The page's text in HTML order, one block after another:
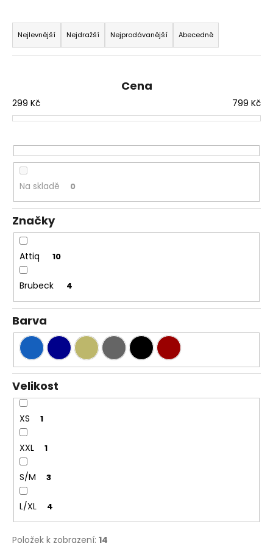
Ř
a
z
í
p
o
d
u
k
t
ů
Nejlevnější Nejdražší Nejprodávanější Abecedně
Cena
299 Kč 799 Kč
Na skladě 0
Značky
Attiq 10
Brubeck 4
Barva
Velikost
XS 1
XXL 1
S/M 3
L/XL 4
Položek k zobrazení: 14
D
o
r
č
u
e
BRUBECK
DÁMSKÉ
TRIČKO
KRÁTKÝM
ACTIVE
WOOL
1
299
Kč